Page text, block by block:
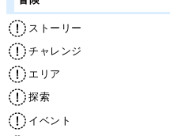
ストーリー
チャレンジ
エリア
探索
イベント